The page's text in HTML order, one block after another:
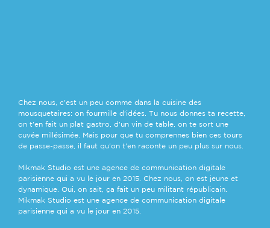
Chez nous, c'est un peu comme dans la cuisine des
mousquetaires: on fourmille d'idées. Tu nous donnes ta recette,
on t'en fait un plat gastro, d'un vin de table, on te sort une
cuvée millésimée. Mais pour que tu comprennes bien ces tours
de passe-passe, il faut qu'on t'en raconte un peu plus sur nous.
Mikmak Studio est une agence de communication digitale
parisienne qui a vu le jour en 2015. Chez nous, on est jeune et
dynamique. Oui, on sait, ça fait un peu militant républicain.
Mikmak Studio est une agence de communication digitale
parisienne qui a vu le jour en 2015.
POLITIQUE DE
CONFIDENTIALITE
& MENTIONS
LEGALES